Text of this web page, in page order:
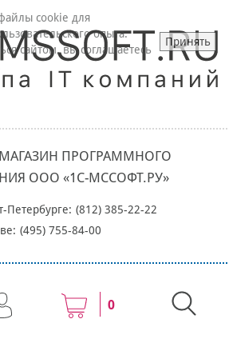
ПРОГРАММНОГО
ООО «1С-МССОФТ.РУ»
Петербурге: (812) 385-22-22
(495) 755-84-00
0
cookie для
опыта.
сайтом, вы соглашаетесь
Принять